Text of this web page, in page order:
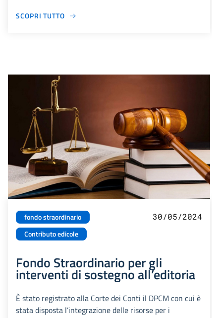
SCOPRI TUTTO
fondo straordinario
Contributo edicole
30/05/2024
Fondo Straordinario per gli
interventi di sostegno all’editoria
È stato registrato alla Corte dei Conti il DPCM con cui è
stata disposta l’integrazione delle risorse per i